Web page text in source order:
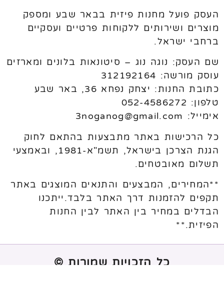
העסק פועל מחנות פיזית בבאר שבע ומספק
מוצרים ושירותים ללקוחות פרטיים ועסקיים
ברחבי ישראל.
שם העסק: נוגה נוג – סיטונאות בלונים ומארזים
עוסק מורשה: 312192164
כתובת החנות: יצחק נפחא 36, באר שבע
טלפון: 052-4586272
אימייל: 3noganog@gmail.com
כל הרכישות באתר מתבצעות בהתאם לחוק
הגנת הצרכן בישראל, תשמ"א-1981, ובאמצעי
תשלום מאובטחים.
**המחירים, המבצעים והתנאים המוצגים באתר
תקפים להזמנות דרך האתר בלבד.ייתכנו
הבדלים במחיר בין האתר לבין החנות
הפיזית.**
כל הזכויות שמורות ©